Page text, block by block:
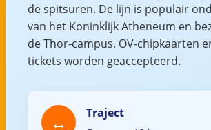
de spitsuren. De lijn is populair
van het Koninklijk Atheneum en
de Thor-campus. OV-chipkaarten
tickets worden geaccepteerd.
Traject